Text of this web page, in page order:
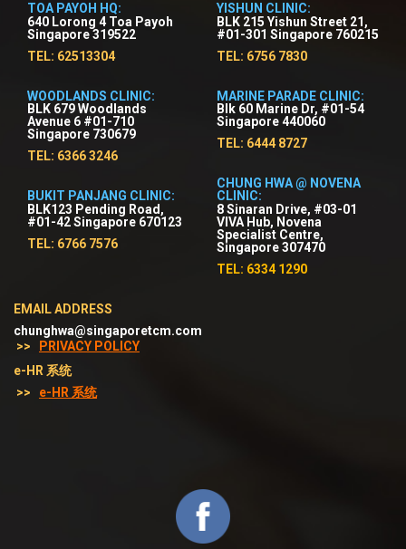
TOA PAYOH HQ:
640 Lorong 4 Toa Payoh
Singapore 319522
TEL: 62513304
WOODLANDS CLINIC:
BLK 679 Woodlands
Avenue 6 #01-710
Singapore 730679
TEL: 6366 3246
BUKIT PANJANG CLINIC:
BLK123 Pending Road,
#01-42 Singapore 670123
TEL: 6766 7576
YISHUN CLINIC:
BLK 215 Yishun Street 21,
#01-301 Singapore 760215
TEL: 6756 7830
MARINE PARADE CLINIC:
Blk 60 Marine Dr, #01-54
Singapore 440060
TEL: 6444 8727
CHUNG HWA @ NOVENA
CLINIC:
8 Sinaran Drive, #03-01
VIVA Hub, Novena
Specialist Centre,
Singapore 307470
TEL: 6334 1290
EMAIL ADDRESS
chunghwa@singaporetcm.com
>>
PRIVACY POLICY
e-HR 系统
>>
e-HR 系统